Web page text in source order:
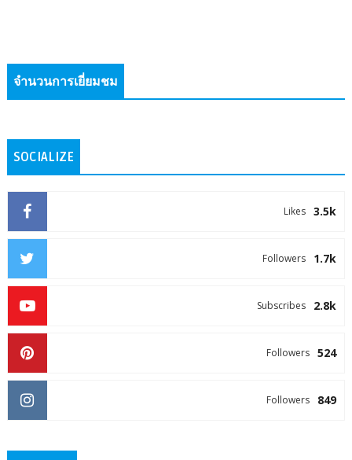
จำนวนการเยี่ยมชม
SOCIALIZE
3.5k
Likes
1.7k
Followers
2.8k
Subscribes
524
Followers
849
Followers